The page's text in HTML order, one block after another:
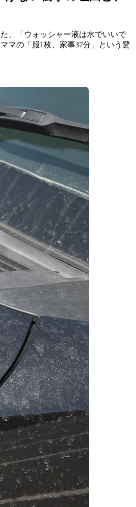
、「ウォッシャー液は水でいいで
マの「服1枚、家事37分」という驚